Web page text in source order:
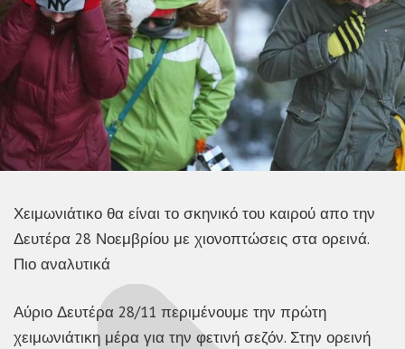
Χειμωνιάτικο θα είναι το σκηνικό του καιρού απο την
Δευτέρα 28 Νοεμβρίου με χιονοπτώσεις στα ορεινά.
Πιο αναλυτικά
Αύριο Δευτέρα 28/11 περιμένουμε την πρώτη
χειμωνιάτικη μέρα για την φετινή σεζόν. Στην ορεινή